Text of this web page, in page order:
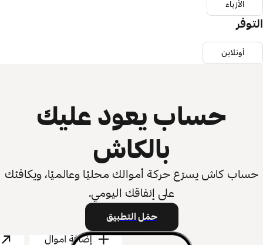
الأزياء
التوفر
أونلاين
حساب يعود عليك
بالكاش
حساب كاش يسرّع حركة أموالك محليًا وعالميًا، ويكافئك
على إنفاقك اليومي.
حمّل التطبيق